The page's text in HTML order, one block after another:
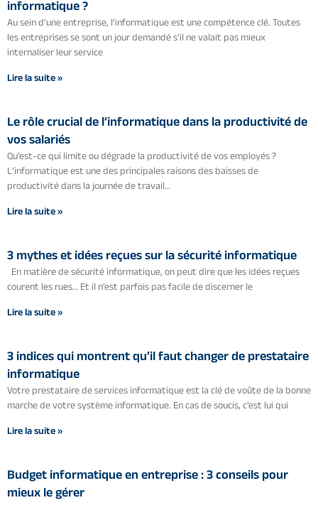
informatique ?
Au sein d’une entreprise, l’informatique est une compétence clé. Toutes
les entreprises se sont un jour demandé s’il ne valait pas mieux
internaliser leur service
Lire la suite »
Le rôle crucial de l’informatique dans la productivité de
vos salariés
Qu’est-ce qui limite ou dégrade la productivité de vos employés ?
L’informatique est une des principales raisons des baisses de
productivité dans la journée de travail…
Lire la suite »
3 mythes et idées reçues sur la sécurité informatique
En matière de sécurité informatique, on peut dire que les idées reçues
courent les rues… Et il n’est parfois pas facile de discerner le
Lire la suite »
3 indices qui montrent qu’il faut changer de prestataire
informatique
Votre prestataire de services informatique est la clé de voûte de la bonne
marche de votre système informatique. En cas de soucis, c’est lui qui
Lire la suite »
Budget informatique en entreprise : 3 conseils pour
mieux le gérer